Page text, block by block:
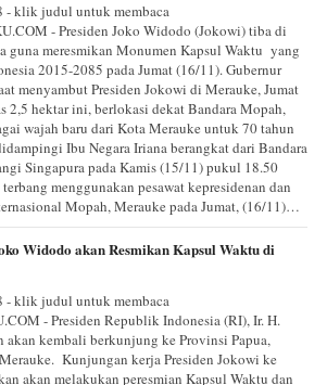
- klik judul untuk membaca
- Presiden Joko Widodo (Jokowi) tiba di
guna meresmikan Monumen Kapsul Waktu yang
2015-2085 pada Jumat (16/11). Gubernur
menyambut Presiden Jokowi di Merauke, Jumat
2,5 hektar ini, berlokasi dekat Bandara Mopah,
wajah baru dari Kota Merauke untuk 70 tahun
Ibu Negara Iriana berangkat dari Bandara
Singapura pada Kamis (15/11) pukul 18.50
menggunakan pesawat kepresidenan dan
Mopah, Merauke pada Jumat, (16/11)…
Widodo akan Resmikan Kapsul Waktu di
- klik judul untuk membaca
- Presiden Republik Indonesia (RI), Ir. H.
kembali berkunjung ke Provinsi Papua,
Kunjungan kerja Presiden Jokowi ke
akan melakukan peresmian Kapsul Waktu dan